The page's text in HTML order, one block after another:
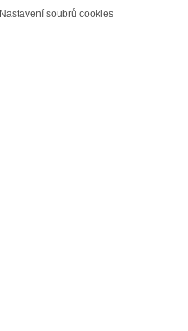
Nastavení soubrů cookies